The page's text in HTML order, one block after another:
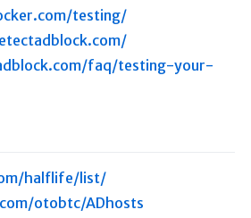
testing/
faq/testing-your-
halflife/list/
otobtc/ADhosts